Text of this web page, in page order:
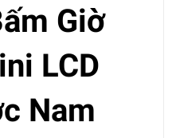
Giờ
LCD
Nam